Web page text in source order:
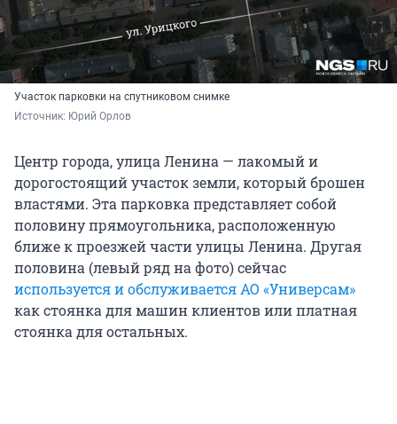
Участок парковки на спутниковом снимке
Источник: Юрий Орлов
Центр города, улица Ленина — лакомый и
дорогостоящий участок земли, который брошен
властями. Эта парковка представляет собой
половину прямоугольника, расположенную
ближе к проезжей части улицы Ленина. Другая
половина (левый ряд на фото) сейчас
используется и обслуживается АО «Универсам»
как стоянка для машин клиентов или платная
стоянка для остальных.